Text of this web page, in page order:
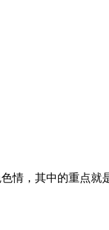
情，其中的重点就